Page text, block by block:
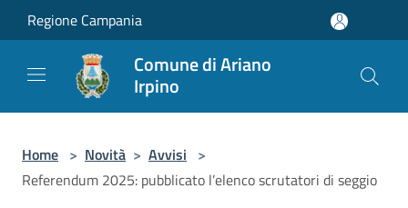
Salta al contenuto principale
Regione Campania
Comune di Ariano
Irpino
Home > Novità > Avvisi >
Referendum 2025: pubblicato l’elenco scrutatori di seggio